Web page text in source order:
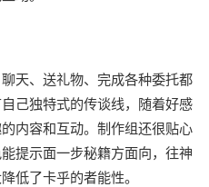
天、送礼物、完成各种委托都
己独特式的传谈线，随着好感
内容和互动。制作组还很贴心
提示面一步秘籍方面向，往神
低了卡乎的者能性。